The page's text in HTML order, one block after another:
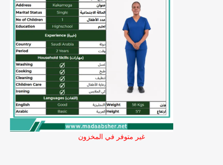
غير متوفر في المخزون